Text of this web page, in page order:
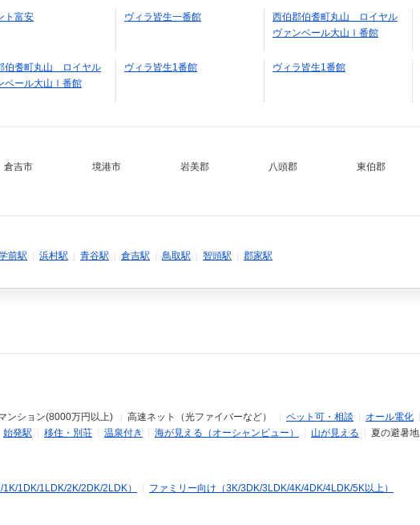
ト富安 ヴィラ皆生一番館
西伯郡伯耆町丸山 ロイヤル
ヴァンベール大山Ⅰ番館
伯耆町丸山 ロイヤル
ベール大山Ⅰ番館
ヴィラ皆生1番館 ヴィラ皆生1番館
倉吉市 境港市 岩美郡 八頭郡
東伯郡
前駅 浜村駅 青谷駅 倉吉駅 鳥取駅 智頭駅 郡家駅
ンション(8000万円以上) 高速ネット（光ファイバーなど） ペット可・相談 オール電化
始発駅 移住・別荘 温泉付き 海が見える（オーシャンビュー） 山が見える 夏の避暑地
1DK/1LDK/2K/2DK/2LDK） ファミリー向け（3K/3DK/3LDK/4K/4DK/4LDK/5K以上）